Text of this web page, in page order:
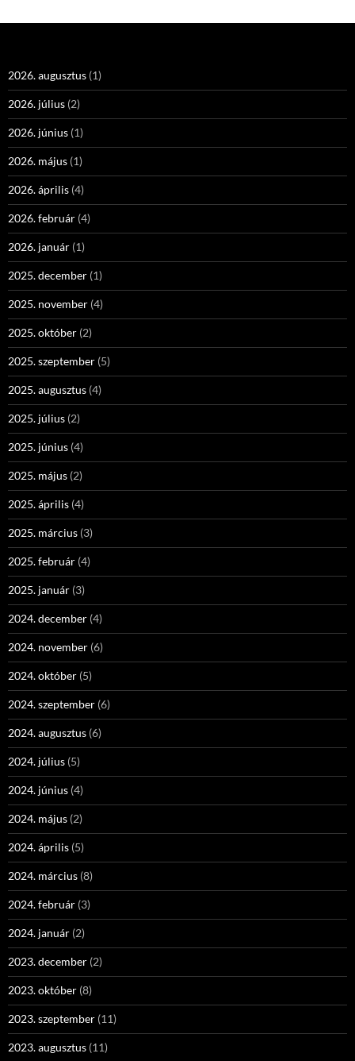
2026. augusztus (1)
2026. július (2)
2026. június (1)
2026. május (1)
2026. április (4)
2026. február (4)
2026. január (1)
2025. december (1)
2025. november (4)
2025. október (2)
2025. szeptember (5)
2025. augusztus (4)
2025. július (2)
2025. június (4)
2025. május (2)
2025. április (4)
2025. március (3)
2025. február (4)
2025. január (3)
2024. december (4)
2024. november (6)
2024. október (5)
2024. szeptember (6)
2024. augusztus (6)
2024. július (5)
2024. június (4)
2024. május (2)
2024. április (5)
2024. március (8)
2024. február (3)
2024. január (2)
2023. december (2)
2023. október (8)
2023. szeptember (11)
2023. augusztus (11)